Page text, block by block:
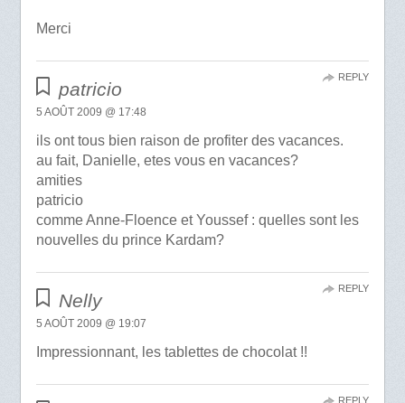
Merci
patricio
5 AOÛT 2009 @ 17:48
ils ont tous bien raison de profiter des vacances.
au fait, Danielle, etes vous en vacances?
amities
patricio
comme Anne-Floence et Youssef : quelles sont les
nouvelles du prince Kardam?
REPLY
Nelly
5 AOÛT 2009 @ 19:07
Impressionnant, les tablettes de chocolat !!
REPLY
REPLY